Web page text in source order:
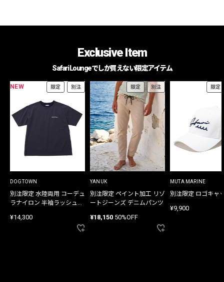
Exclusive Item
Safari Loungeでしか買えない限定アイテム
NEW 限定 別注
DOGTOWN
別注限定 水陸両用 コーデュ
ラナイロン 半袖ラッシュガ
¥14,300
限定 別注
YANUK
別注限定 ペイント加工 リゾ
ートジーンズ デニムパンツ
¥18,150 50%OFF
限定
MUTA MARINE
別注限定 ロゴキャ
¥9,900